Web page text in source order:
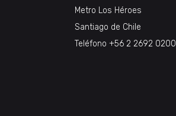
Metro Los Héroes
Santiago de Chile
Teléfono +56 2 2692 0200